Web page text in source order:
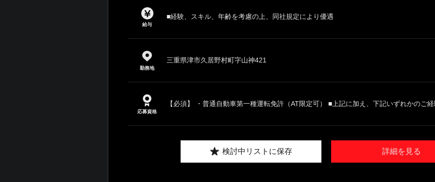
給与
■経験、スキル、年齢を考慮の上、同社規定により優遇
勤務地
三重県津市久居野村町字山神421
応募資格
【必須】 ・普通自動車第一種運転免許（AT限定可） ■上記に加え、下記いずれかのご経
詳細を見る
検討中リストに保存